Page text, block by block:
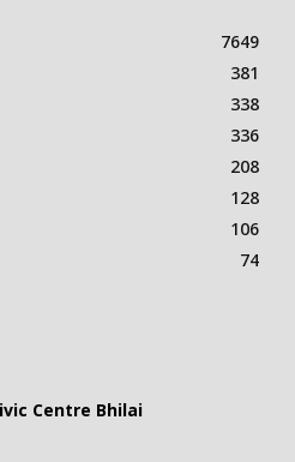
7649
381
338
336
208
128
106
74
Centre Bhilai